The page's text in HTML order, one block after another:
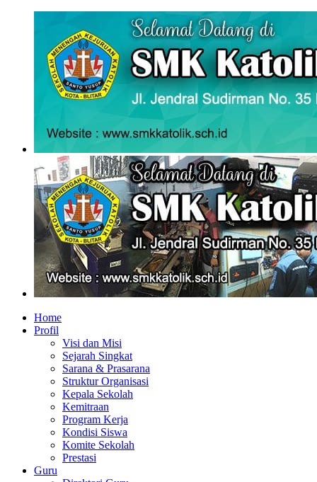
Home
Profil
Visi dan Misi
Sejarah Singkat
Sarana & Prasarana
Struktur Organisasi
Kepala Sekolah
Kemitraan
Program Kerja
Kondisi Siswa
Komite Sekolah
Prestasi
Guru